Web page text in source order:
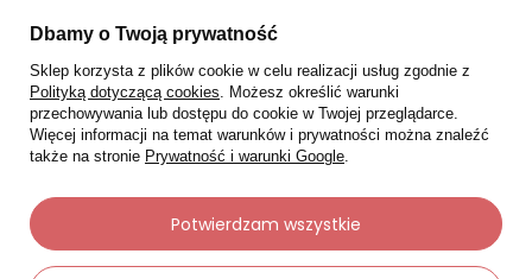
Moje zamówienia
Dbamy o Twoją prywatność
Sklep korzysta z plików cookie w celu realizacji usług zgodnie z
Polityką dotyczącą cookies. Możesz określić warunki
przechowywania lub dostępu do cookie w Twojej przeglądarce.
Więcej informacji na temat warunków i prywatności można znaleźć
także na stronie Prywatność i warunki Google.
Potwierdzam wszystkie